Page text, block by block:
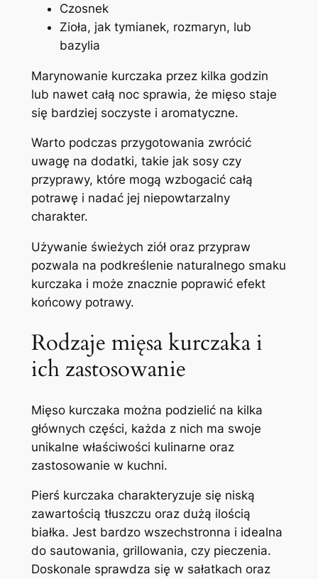
Czosnek
Zioła, jak tymianek, rozmaryn, lub
bazylia
Marynowanie kurczaka przez kilka godzin
lub nawet całą noc sprawia, że mięso staje
się bardziej soczyste i aromatyczne.
Warto podczas przygotowania zwrócić
uwagę na dodatki, takie jak sosy czy
przyprawy, które mogą wzbogacić całą
potrawę i nadać jej niepowtarzalny
charakter.
Używanie świeżych ziół oraz przypraw
pozwala na podkreślenie naturalnego smaku
kurczaka i może znacznie poprawić efekt
końcowy potrawy.
Rodzaje mięsa kurczaka i
ich zastosowanie
Mięso kurczaka można podzielić na kilka
głównych części, każda z nich ma swoje
unikalne właściwości kulinarne oraz
zastosowanie w kuchni.
Pierś kurczaka charakteryzuje się niską
zawartością tłuszczu oraz dużą ilością
białka. Jest bardzo wszechstronna i idealna
do sautowania, grillowania, czy pieczenia.
Doskonale sprawdza się w sałatkach oraz